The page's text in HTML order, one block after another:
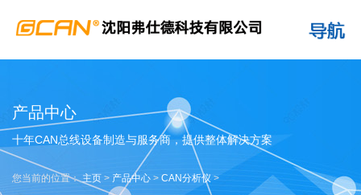
产品中心
十年CAN总线设备制造与服务商，提供整体解决方案
您当前的位置：主页 > 产品中心 > CAN分析仪>